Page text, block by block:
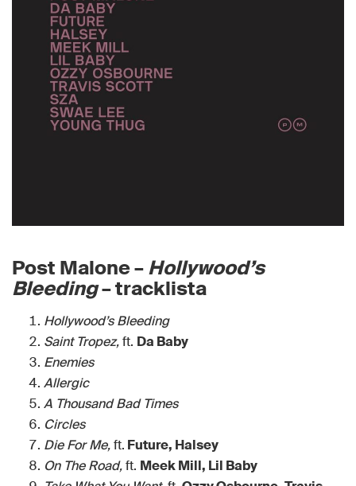
Post Malone –Hollywood’s
Bleeding– tracklista
Hollywood’s Bleeding
Saint Tropez,ft. Da Baby
Enemies
Allergic
A Thousand Bad Times
Circles
Die For Me,ft. Future, Halsey
On The Road,ft. Meek Mill, Lil Baby